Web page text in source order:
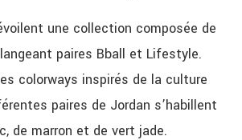
une collection composée de
paires Bball et Lifestyle.
colorways inspirés de la culture
paires de Jordan s’habillent
de marron et de vert jade.